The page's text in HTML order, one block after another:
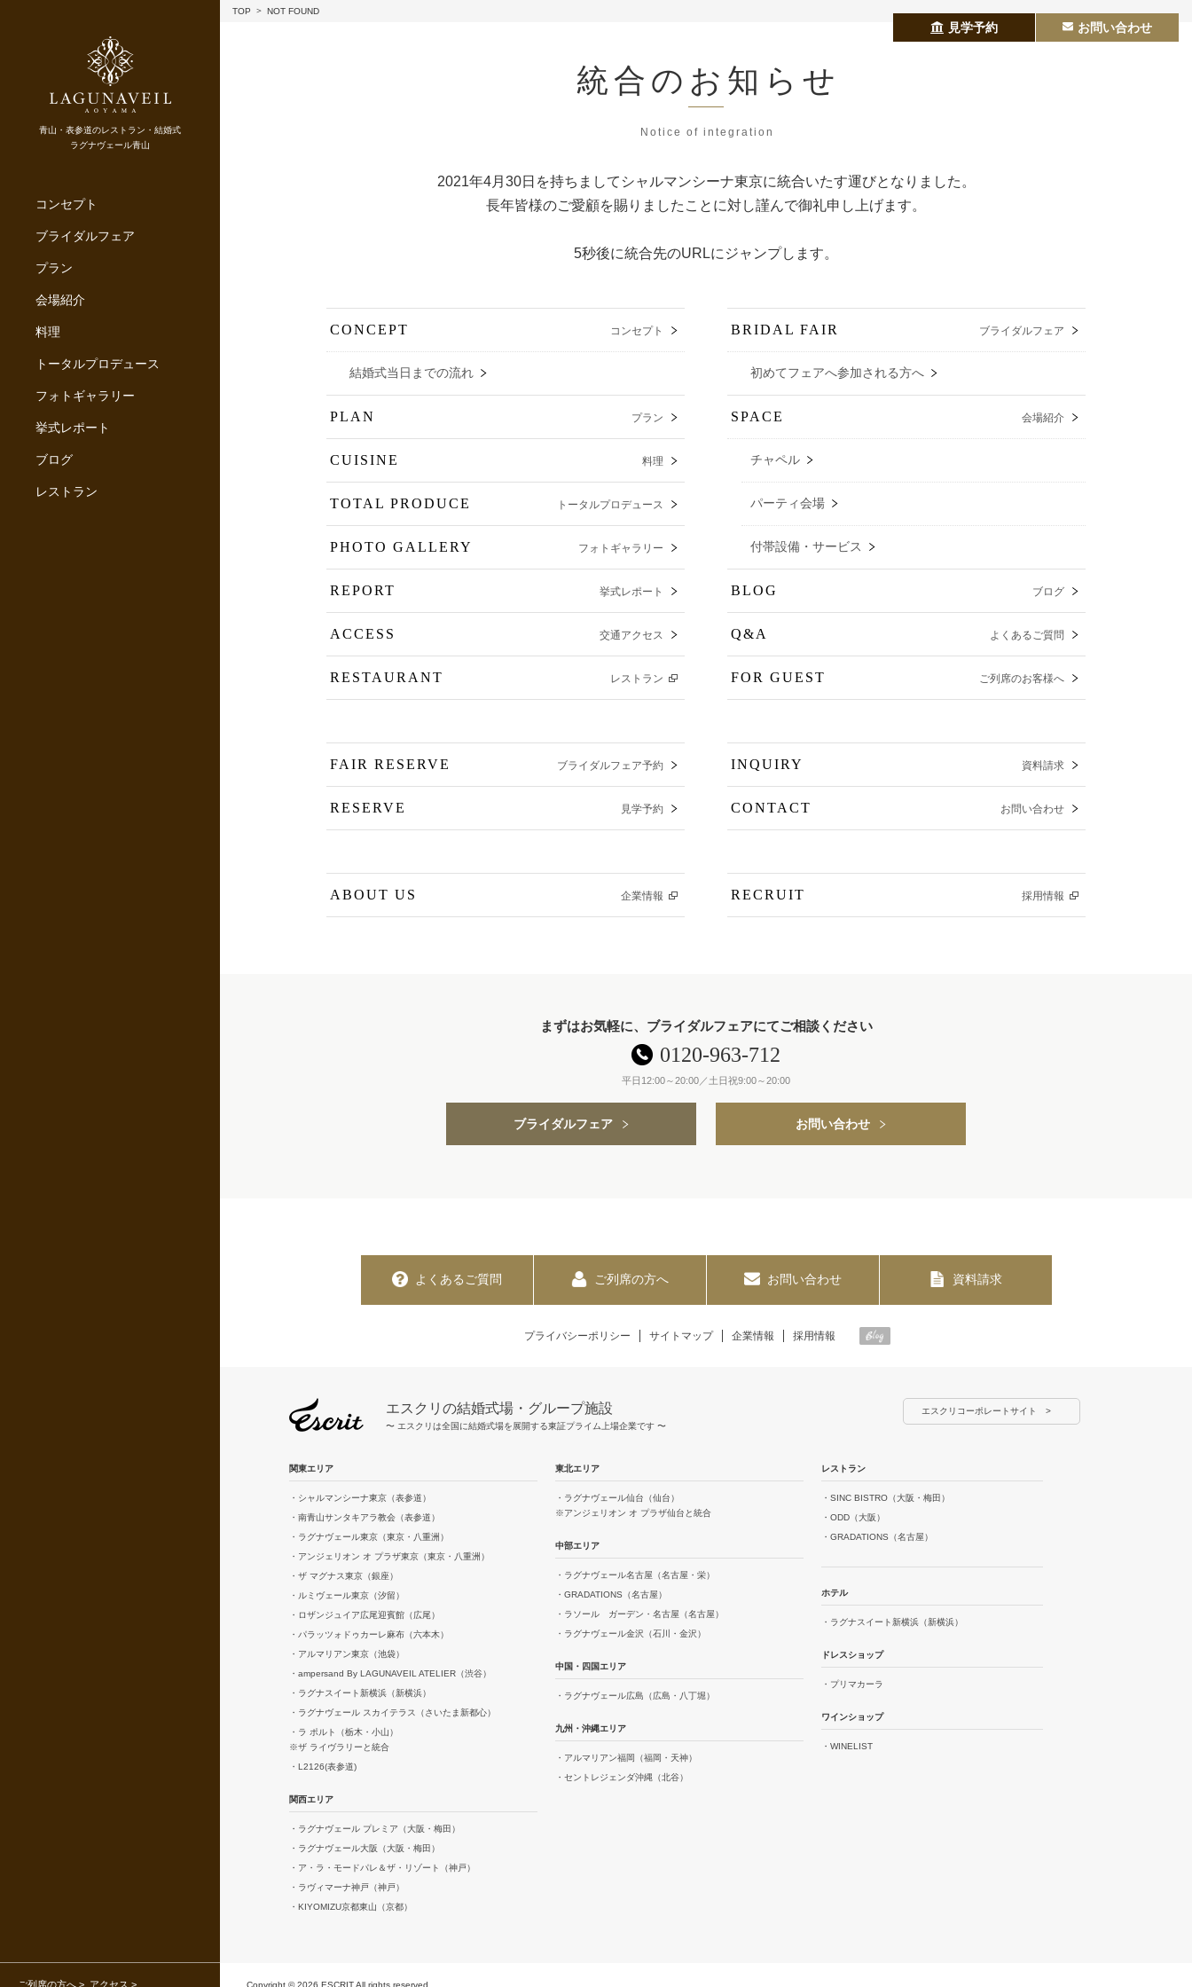
青山・表参道のレストラン・結婚式
ラグナヴェール青山
コンセプト
ブライダルフェア
プラン
会場紹介
料理
トータルプロデュース
フォトギャラリー
挙式レポート
ブログ
レストラン
ご列席の方へ アクセス
TOP NOT FOUND
統合のお知らせ
Notice of integration
2021年4月30日を持ちましてシャルマンシーナ東京に統合いたす運びとなりました。
長年皆様のご愛顧を賜りましたことに対し謹んで御礼申し上げます。
5秒後に統合先のURLにジャンプします。
CONCEPT コンセプト
結婚式当日までの流れ
BRIDAL FAIR ブライダルフェア
初めてフェアへ参加される方へ
PLAN プラン SPACE 会場紹介
チャペル
パーティ会場
付帯設備・サービス
CUISINE 料理
TOTAL PRODUCE トータルプロデュース
PHOTO GALLERY フォトギャラリー
REPORT 挙式レポート BLOG ブログ
ACCESS 交通アクセス Q&A よくあるご質問
RESTAURANT レストラン FOR GUEST ご列席のお客様へ
FAIR RESERVE ブライダルフェア予約 INQUIRY 資料請求
RESERVE 見学予約 CONTACT お問い合わせ
ABOUT US 企業情報 RECRUIT 採用情報
まずはお気軽に、ブライダルフェアにてご相談ください
0120-963-712
平日12:00～20:00／土日祝9:00～20:00
ブライダルフェア お問い合わせ
よくあるご質問 ご列席の方へ お問い合わせ 資料請求
プライバシーポリシー サイトマップ 企業情報 採用情報
エスクリの結婚式場・グループ施設
〜 エスクリは全国に結婚式場を展開する東証プライム上場企業です 〜
エスクリコーポレートサイト
関東エリア
・シャルマンシーナ東京（表参道）
・南青山サンタキアラ教会（表参道）
・ラグナヴェール東京（東京・八重洲）
・アンジェリオン オ プラザ東京（東京・八重洲）
・ザ マグナス東京（銀座）
・ルミヴェール東京（汐留）
・ロザンジュイア広尾迎賓館（広尾）
・パラッツォドゥカーレ麻布（六本木）
・アルマリアン東京（池袋）
・ampersand By LAGUNAVEIL ATELIER（渋谷）
・ラグナスイート新横浜（新横浜）
・ラグナヴェール スカイテラス（さいたま新都心）
・ラ ポルト（栃木・小山）
※ザ ライヴラリーと統合
・L2126(表参道)
関西エリア
・ラグナヴェール プレミア（大阪・梅田）
・ラグナヴェール大阪（大阪・梅田）
・ア・ラ・モードパレ＆ザ・リゾート（神戸）
・ラヴィマーナ神戸（神戸）
・KIYOMIZU京都東山（京都）
東北エリア
・ラグナヴェール仙台（仙台）
※アンジェリオン オ プラザ仙台と統合
中部エリア
・ラグナヴェール名古屋（名古屋・栄）
・GRADATIONS（名古屋）
・ラソール ガーデン・名古屋（名古屋）
・ラグナヴェール金沢（石川・金沢）
中国・四国エリア
・ラグナヴェール広島（広島・八丁堀）
九州・沖縄エリア
・アルマリアン福岡（福岡・天神）
・セントレジェンダ沖縄（北谷）
レストラン
・SINC BISTRO（大阪・梅田）
・ODD（大阪）
・GRADATIONS（名古屋）
ホテル
・ラグナスイート新横浜（新横浜）
ドレスショップ
・プリマカーラ
ワインショップ
・WINELIST
Copyright © 2026 ESCRIT All rights reserved.
見学予約 お問い合わせ